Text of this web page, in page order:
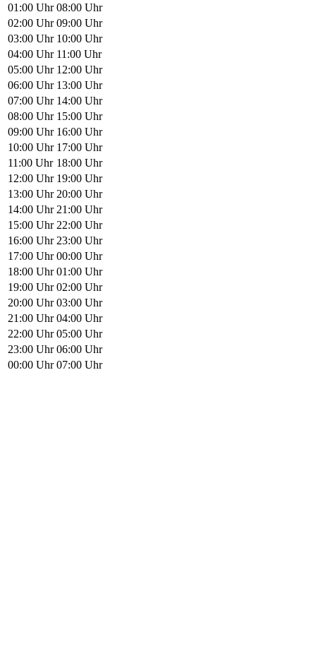
01:00 Uhr 08:00 Uhr
02:00 Uhr 09:00 Uhr
03:00 Uhr 10:00 Uhr
04:00 Uhr 11:00 Uhr
05:00 Uhr 12:00 Uhr
06:00 Uhr 13:00 Uhr
07:00 Uhr 14:00 Uhr
08:00 Uhr 15:00 Uhr
09:00 Uhr 16:00 Uhr
10:00 Uhr 17:00 Uhr
11:00 Uhr 18:00 Uhr
12:00 Uhr 19:00 Uhr
13:00 Uhr 20:00 Uhr
14:00 Uhr 21:00 Uhr
15:00 Uhr 22:00 Uhr
16:00 Uhr 23:00 Uhr
17:00 Uhr 00:00 Uhr
18:00 Uhr 01:00 Uhr
19:00 Uhr 02:00 Uhr
20:00 Uhr 03:00 Uhr
21:00 Uhr 04:00 Uhr
22:00 Uhr 05:00 Uhr
23:00 Uhr 06:00 Uhr
00:00 Uhr 07:00 Uhr